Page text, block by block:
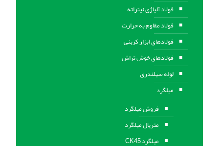
فولاد آلیاژی نیتراته
فولاد مقاوم به حرارت
فولادهای ابزار کربنی
فولادهای خوش تراش
لوله سیلندری
میلگرد
فروش میلگرد
متریال میلگرد
میلگرد CK45